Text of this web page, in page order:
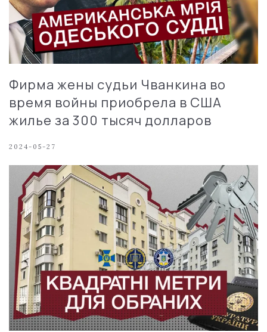
Фирма жены судьи Чванкина во
время войны приобрела в США
жилье за ​​300 тысяч долларов
2024-05-27